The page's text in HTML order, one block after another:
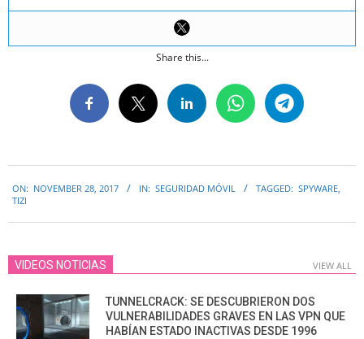
Share this...
11-
ON: NOVEMBER 28, 2017 IN: SEGURIDAD MÓVIL TAGGED: SPYWARE
TIZI
VIDEOS NOTICIAS VIEW ALL
TUNNELCRACK: SE DESCUBRIERON DOS
VULNERABILIDADES GRAVES EN LAS VPN QUE
HABÍAN ESTADO INACTIVAS DESDE 1996